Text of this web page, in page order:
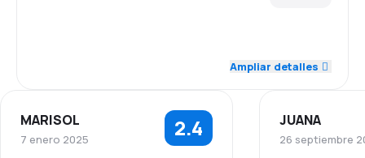
Red de conexiones 3.9
Ampliar detalles
MARISOL
7 enero 2025 2.4 JUANA
26 septiembre